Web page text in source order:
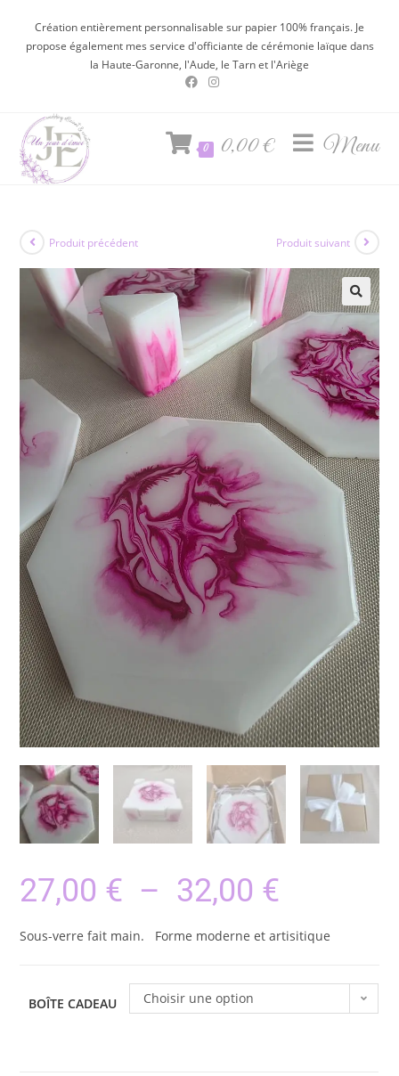
Création entièrement personnalisable sur papier 100% français. Je
propose également mes service d'officiante de cérémonie laïque dans
la Haute-Garonne, l'Aude, le Tarn et l'Ariège
0 0,00€ Menu
Produit précédent Produit suivant
27,00 € – 32,00 €
Sous-verre fait main. Forme moderne et artisitique
BOÎTE CADEAU Choisir une option